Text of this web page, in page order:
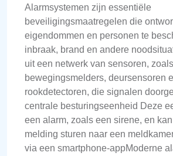
Alarmsystemen zijn essentiële
beveiligingsmaatregelen die
eigendommen en personen te
inbraak, brand en andere
uit een netwerk van sensoren, zoals
bewegingsmelders, deursensoren
rookdetectoren, die signalen
centrale besturingseenheid Deze
een alarm, zoals een sirene, en
melding sturen naar een
via een smartphone-appModerne